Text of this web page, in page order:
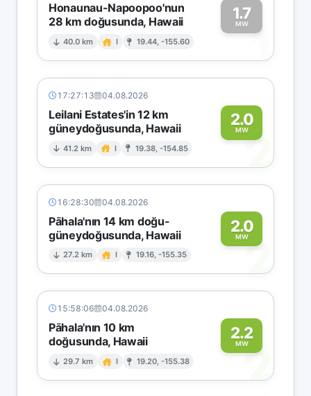
Honaunau-Napoopoo'nun
28 km doğusunda, Hawaii
40.0 km I 19.44, -155.60
1.7
MW1
17:27:13 04.08.2026
Leilani Estates'in 12 km
güneydoğusunda, Hawaii
41.2 km I 19.38, -154.85
2.0
MW
2
16:28:30 04.08.2026
Pāhala'nın 14 km doğu-
güneydoğusunda, Hawaii
27.2 km I 19.16, -155.35
2.0
MW2
15:58:06 04.08.2026
Pāhala'nın 10 km
doğusunda, Hawaii
29.7 km I 19.20, -155.38
2.2
MW2